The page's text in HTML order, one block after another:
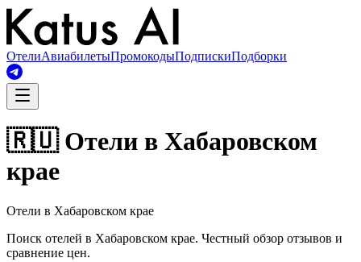
ОтелиАвиабилетыПромокодыПодпискиПодборки
🇷🇺 Отели в Хабаровском
крае
Отели в Хабаровском крае
Поиск отелей в Хабаровском крае. Честный обзор отзывов и
сравнение цен.